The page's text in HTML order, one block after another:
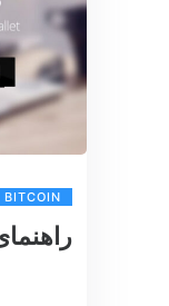
BITCOIN